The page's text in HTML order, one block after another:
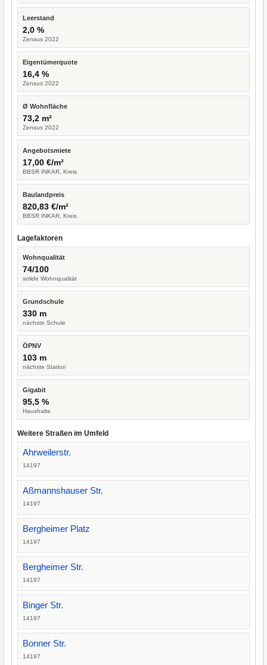
Leerstand
2,0 %
Zensus 2022
Eigentümerquote
16,4 %
Zensus 2022
Ø Wohnfläche
73,2 m²
Zensus 2022
Angebotsmiete
17,00 €/m²
BBSR INKAR, Kreis
Baulandpreis
820,83 €/m²
BBSR INKAR, Kreis
Lagefaktoren
Wohnqualität
74/100
solide Wohnqualität
Grundschule
330 m
nächste Schule
ÖPNV
103 m
nächste Station
Gigabit
95,5 %
Haushalte
Weitere Straßen im Umfeld
Ahrweilerstr.
14197
Aßmannshauser Str.
14197
Bergheimer Platz
14197
Bergheimer Str.
14197
Binger Str.
14197
Bonner Str.
14197